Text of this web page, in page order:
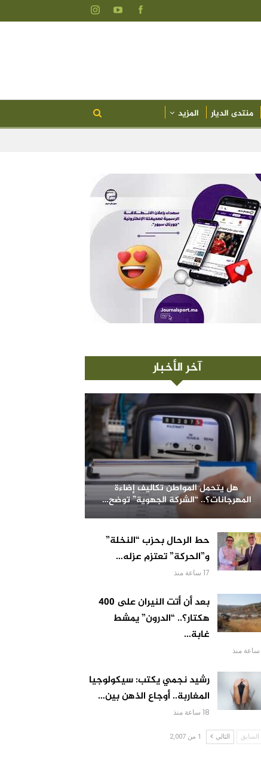
منتدى الديار المزيد
آخر الأخبار
هل يتحمل المواطن تكاليف إضاءة
المهرجانات؟.. “الشركة الجهوية” توضح…
حط الرحال بحزب “النخلة”
و”الحركة” تعتزم عزله…
17 ساعة منذ
بعد أن أتت النيران على 400
هكتار؟.. “الدرون” يمشط
غابة…
رشيد نجمي يكتب: سيكولوجيا
المغاربة.. أوجاع الذهن بين…
18 ساعة منذ
السابق التالي 1 من 2,007